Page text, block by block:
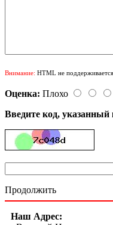
Внимание: HTML не
Оценка: Плохо
Введите код, указанный
Продолжить
Наш Адрес: